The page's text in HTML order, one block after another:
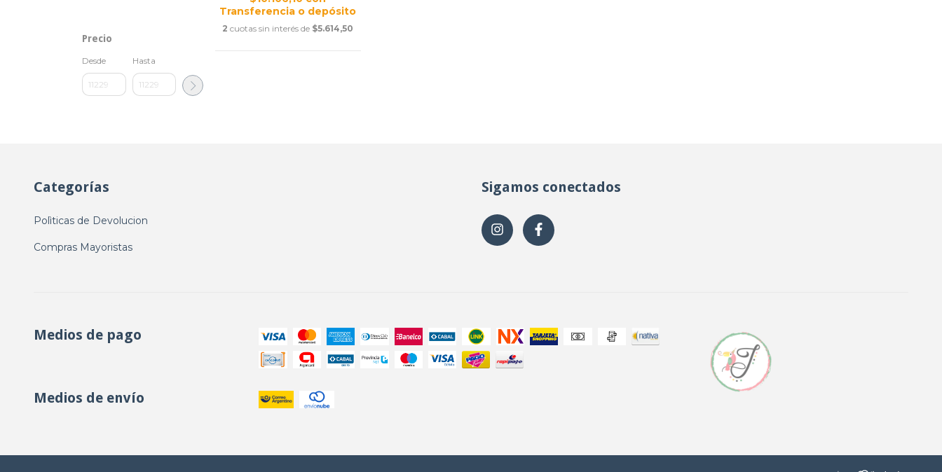
Precio
Desde Hasta
Transferencia o depósito
2 cuotas sin interés de $5.614,50
Categorías
Polìticas de Devolucion
Compras Mayoristas
Sigamos conectados
Medios de pago
Medios de envío